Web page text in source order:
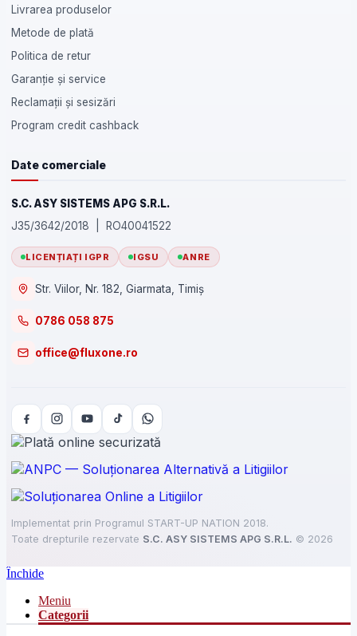
Livrarea produselor
Metode de plată
Politica de retur
Garanție și service
Reclamații și sesizări
Program credit cashback
Date comerciale
S.C. ASY SISTEMS APG S.R.L.
J35/3642/2018 | RO40041522
LICENȚIAȚI IGPR IGSU ANRE
Str. Viilor, Nr. 182, Giarmata, Timiș
0786 058 875
office@fluxone.ro
Implementat prin Programul START-UP NATION 2018.
Toate drepturile rezervate S.C. ASY SISTEMS APG S.R.L. © 2026
Închide
Meniu
Categorii